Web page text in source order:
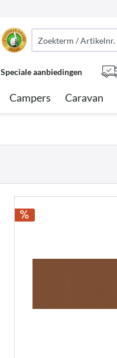
Speciale aanbiedingen
Campers Caravan